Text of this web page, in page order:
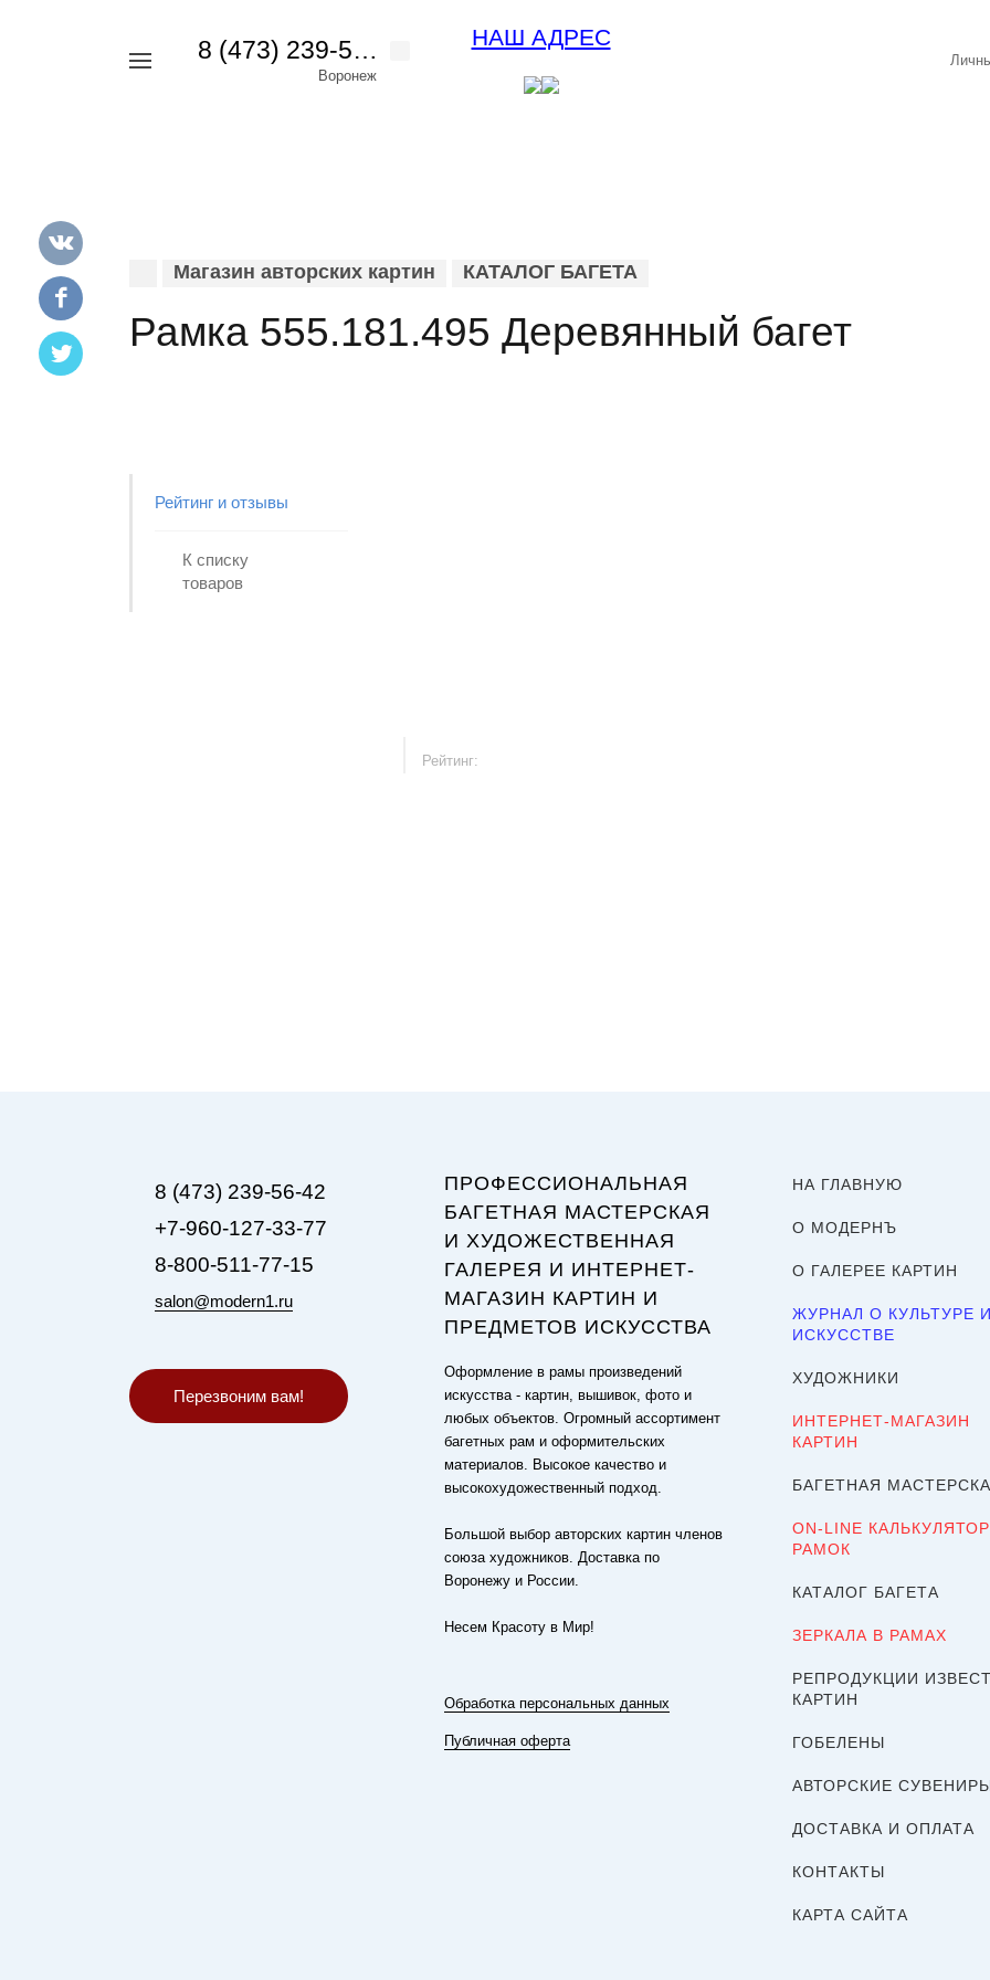
8 (473) 239-56-42
Воронеж
НАШ АДРЕС
Магазин авторских картин КАТАЛОГ БАГЕТА
Рамка 555.181.495 Деревянный багет
Рейтинг и отзывы
К списку
товаров
Рейтинг:
8 (473) 239-56-42
+7-960-127-33-77
8-800-511-77-15
salon@modern1.ru
Перезвоним вам!
ПРОФЕССИОНАЛЬНАЯ
БАГЕТНАЯ МАСТЕРСКАЯ
И ХУДОЖЕСТВЕННАЯ
ГАЛЕРЕЯ И ИНТЕРНЕТ-
МАГАЗИН КАРТИН И
ПРЕДМЕТОВ ИСКУССТВА
Оформление в рамы произведений
искусства - картин, вышивок, фото и
любых объектов. Огромный ассортимент
багетных рам и оформительских
материалов. Высокое качество и
высокохудожественный подход.
Большой выбор авторских картин членов
союза художников. Доставка по
Воронежу и России.
Несем Красоту в Мир!
Обработка персональных данных
Публичная оферта
НА ГЛАВНУЮ
О МОДЕРНЪ
О ГАЛЕРЕЕ КАРТИН
ЖУРНАЛ О КУЛЬТУРЕ
ИСКУССТВЕ
ХУДОЖНИКИ
ИНТЕРНЕТ-МАГАЗИН
КАРТИН
БАГЕТНАЯ
ON-LINE КАЛЬКУЛЯТОР
РАМОК
КАТАЛОГ БАГЕТА
ЗЕРКАЛА В РАМАХ
РЕПРОДУКЦИИ
КАРТИН
ГОБЕЛЕНЫ
АВТОРСКИЕ
ДОСТАВКА И ОПЛАТА
КОНТАКТЫ
КАРТА САЙТА